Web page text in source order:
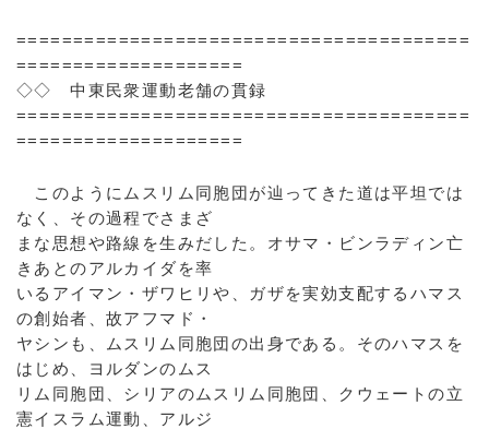
========================================
====================
◇◇ 中東民衆運動老舗の貫録
========================================
====================
このようにムスリム同胞団が辿ってきた道は平坦では
なく、その過程でさまざ
まな思想や路線を生みだした。オサマ・ビンラディン亡
きあとのアルカイダを率
いるアイマン・ザワヒリや、ガザを実効支配するハマス
の創始者、故アフマド・
ヤシンも、ムスリム同胞団の出身である。そのハマスを
はじめ、ヨルダンのムス
リム同胞団、シリアのムスリム同胞団、クウェートの立
憲イスラム運動、アルジ